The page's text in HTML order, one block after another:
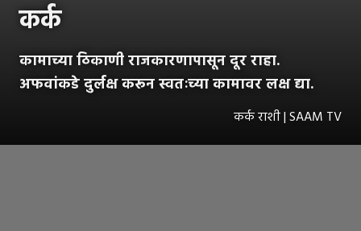
कर्क
कामाच्या ठिकाणी राजकारणापासून दूर राहा.
अफवांकडे दुर्लक्ष करून स्वतःच्या कामावर लक्ष द्या.
कर्क राशी | SAAM TV